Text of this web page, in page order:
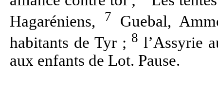
Hagaréniens,
7
Guebal,
habitants de Tyr ; 8 l’Assyrie
aux enfants de Lot. Pause.